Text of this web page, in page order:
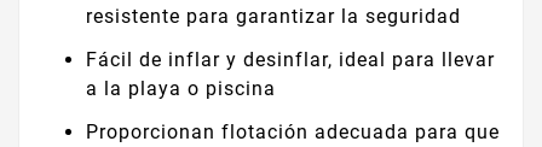
resistente para garantizar la seguridad
Fácil de inflar y desinflar, ideal para llevar
a la playa o piscina
Proporcionan flotación adecuada para que